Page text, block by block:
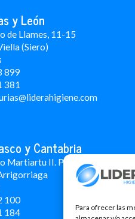
Para ofrecer las
y León
de Llames, 11-15
(Siero)
899
381
y Cantabria
Martiartu II. Pabellón 4A
100
184